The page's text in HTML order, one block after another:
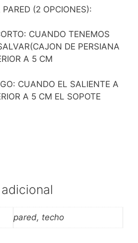
(2 OPCIONES):
CUANDO TENEMOS
DE PERSIANA
A 5 CM
CUANDO EL SALIENTE A
A 5 CM EL SOPOTE
pared, techo